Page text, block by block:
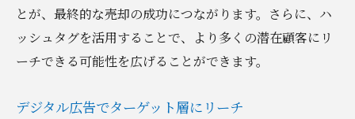
とが、最終的な売却の成功につながります。さらに、ハ
ッシュタグを活用することで、より多くの潜在顧客にリ
ーチできる可能性を広げることができます。
デジタル広告でターゲット層にリーチ